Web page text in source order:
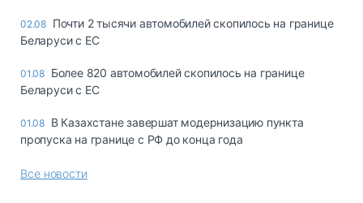
02.08 Почти 2 тысячи автомобилей скопилось на границе
Беларуси с ЕС
01.08 Более 820 автомобилей скопилось на границе
Беларуси с ЕС
01.08 В Казахстане завершат модернизацию пункта
пропуска на границе с РФ до конца года
Все новости